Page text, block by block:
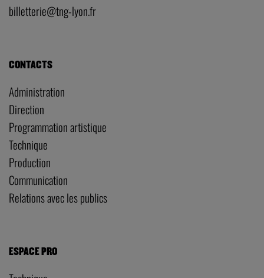
billetterie@tng-lyon.fr
CONTACTS
Administration
Direction
Programmation artistique
Technique
Production
Communication
Relations avec les publics
ESPACE PRO